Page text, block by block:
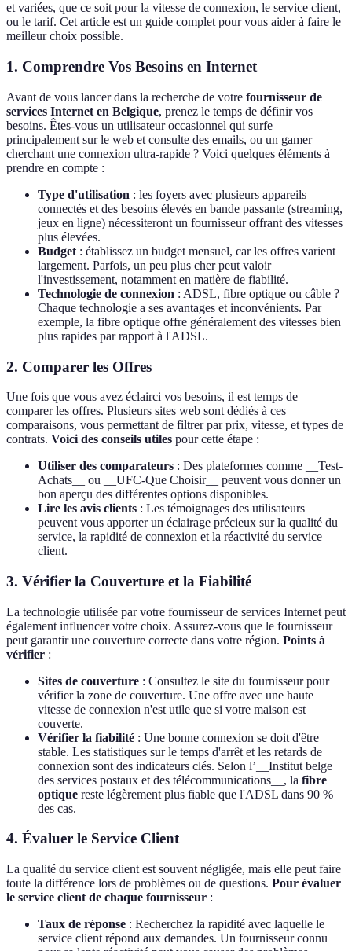
et variées, que ce soit pour la vitesse de connexion, le service client,
ou le tarif. Cet article est un guide complet pour vous aider à faire le
meilleur choix possible.
1. Comprendre Vos Besoins en Internet
Avant de vous lancer dans la recherche de votre fournisseur de
services Internet en Belgique, prenez le temps de définir vos
besoins. Êtes-vous un utilisateur occasionnel qui surfe
principalement sur le web et consulte des emails, ou un gamer
cherchant une connexion ultra-rapide ? Voici quelques éléments à
prendre en compte :
Type d'utilisation : les foyers avec plusieurs appareils
connectés et des besoins élevés en bande passante (streaming,
jeux en ligne) nécessiteront un fournisseur offrant des vitesses
plus élevées.
Budget : établissez un budget mensuel, car les offres varient
largement. Parfois, un peu plus cher peut valoir
l'investissement, notamment en matière de fiabilité.
Technologie de connexion : ADSL, fibre optique ou câble ?
Chaque technologie a ses avantages et inconvénients. Par
exemple, la fibre optique offre généralement des vitesses bien
plus rapides par rapport à l'ADSL.
2. Comparer les Offres
Une fois que vous avez éclairci vos besoins, il est temps de
comparer les offres. Plusieurs sites web sont dédiés à ces
comparaisons, vous permettant de filtrer par prix, vitesse, et types de
contrats. Voici des conseils utiles pour cette étape :
Utiliser des comparateurs : Des plateformes comme __Test-
Achats__ ou __UFC-Que Choisir__ peuvent vous donner un
bon aperçu des différentes options disponibles.
Lire les avis clients : Les témoignages des utilisateurs
peuvent vous apporter un éclairage précieux sur la qualité du
service, la rapidité de connexion et la réactivité du service
client.
3. Vérifier la Couverture et la Fiabilité
La technologie utilisée par votre fournisseur de services Internet peut
également influencer votre choix. Assurez-vous que le fournisseur
peut garantir une couverture correcte dans votre région. Points à
vérifier :
Sites de couverture : Consultez le site du fournisseur pour
vérifier la zone de couverture. Une offre avec une haute
vitesse de connexion n'est utile que si votre maison est
couverte.
Vérifier la fiabilité : Une bonne connexion se doit d'être
stable. Les statistiques sur le temps d'arrêt et les retards de
connexion sont des indicateurs clés. Selon l’__Institut belge
des services postaux et des télécommunications__, la fibre
optique reste légèrement plus fiable que l'ADSL dans 90 %
des cas.
4. Évaluer le Service Client
La qualité du service client est souvent négligée, mais elle peut faire
toute la différence lors de problèmes ou de questions. Pour évaluer
le service client de chaque fournisseur :
Taux de réponse : Recherchez la rapidité avec laquelle le
service client répond aux demandes. Un fournisseur connu